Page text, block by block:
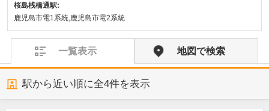
桜島桟橋通駅:
鹿児島市電1系統,鹿児島市電2系統
一覧表示 地図で検索
駅から近い順に全4件を表示